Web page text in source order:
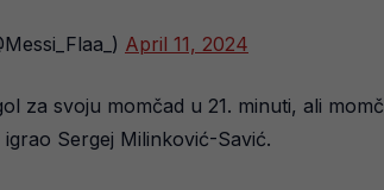
April 11, 2024
za svoju momčad u 21. minuti, ali
Sergej Milinković-Savić.